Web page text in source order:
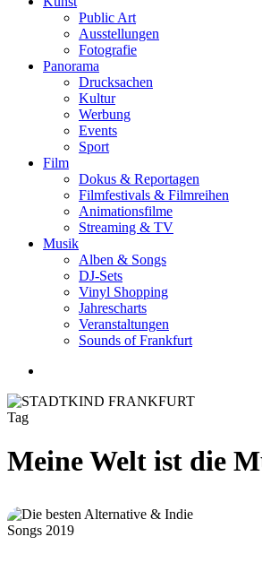
Public Art
Ausstellungen
Fotografie
Panorama
Drucksachen
Kultur
Werbung
Events
Sport
Film
Dokus & Reportagen
Filmfestivals & Filmreihen
Animationsfilme
Streaming & TV
Musik
Alben & Songs
DJ-Sets
Vinyl Shopping
Jahrescharts
Veranstaltungen
Sounds of Frankfurt
Tag
Meine Welt ist die